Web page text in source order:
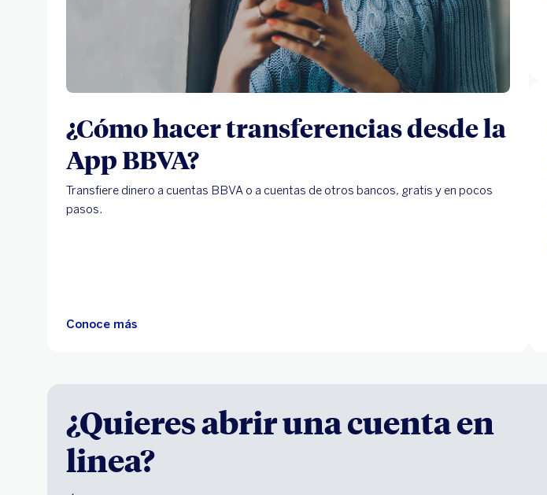
¿Cómo hacer transferencias desde la
App BBVA?
Transfiere dinero a cuentas BBVA o a cuentas de otros bancos, gratis y en pocos
pasos.
Conoce más
¿Quieres abrir una cuenta en
linea?